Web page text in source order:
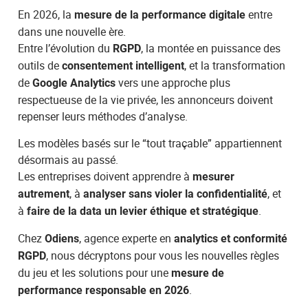
En 2026, lamesure de la performance digitale entre
dans une nouvelle ère.
Entre l’évolution du RGPD, la montée en puissance des
outils deconsentement intelligent, et la transformation
deGoogle Analytics vers une approche plus
respectueuse de la vie privée, les annonceurs doivent
repenser leurs méthodes d’analyse.
Les modèles basés sur le “tout traçable” appartiennent
désormais au passé.
Les entreprises doivent apprendre àmesurer
autrement, àanalyser sans violer la confidentialité, et
àfaire de la data un levier éthique et stratégique.
ChezOdiens, agence experte enanalytics et conformité
RGPD, nous décryptons pour vous les nouvelles règles
du jeu et les solutions pour unemesure de
performance responsable en 2026.